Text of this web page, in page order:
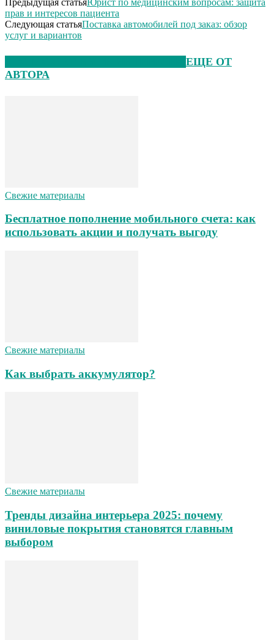
прав и интересов пациента
Следующая статьяПоставка автомобилей под заказ: обзор
услуг и вариантов
ЕЩЕ ОТ
АВТОРА
Свежие материалы
Бесплатное пополнение мобильного счета: как
использовать акции и получать выгоду
Свежие материалы
Как выбрать аккумулятор?
Свежие материалы
Тренды дизайна интерьера 2025: почему
виниловые покрытия становятся главным
выбором